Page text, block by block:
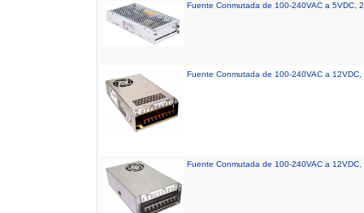
Fuente Conmutada de 100-240VAC a 5VDC,
Fuente Conmutada de 100-240VAC a
Fuente Conmutada de 100-240VAC a